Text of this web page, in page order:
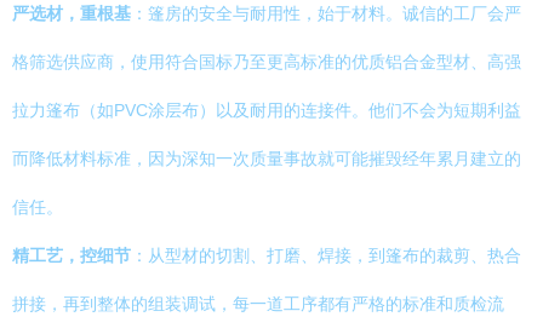
严选材，重根基 ：篷房的安全与耐用性，始于材料。诚信的工厂会严
格筛选供应商，使用符合国标乃至更高标准的优质铝合金型材、高强
拉力篷布（如PVC涂层布）以及耐用的连接件。他们不会为短期利益
而降低材料标准，因为深知一次质量事故就可能摧毁经年累月建立的
信任。
精工艺，控细节 ：从型材的切割、打磨、焊接，到篷布的裁剪、热合
拼接，再到整体的组装调试，每一道工序都有严格的标准和质检流